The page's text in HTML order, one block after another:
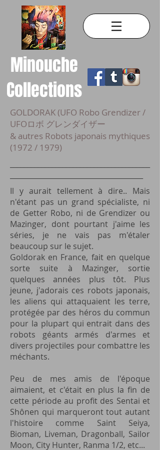
Minouche
Collections
GOLDORAK (UFO Robo Grendizer /
UFOロボ グレンダイザー
& autres Robots japonais mythiques
(1972 / 1979)
Il y aurait tellement à dire.. Mais
n'étant pas un grand spécialiste, ni
de Getter Robo, ni de Grendizer ou
Mazinger, dont pourtant j'aime les
séries, je ne vais pas m'étaler
beaucoup sur le sujet.
Goldorak en France, fait en quelque
sorte suite à Mazinger, sortie
quelques années plus tôt. Plus
jeune, j'adorais ces robots japonais,
les aliens qui attaquaient les terre,
protégée par des héros du commun
pour la plupart qui entrait dans des
robots géants armés d'armes et
divers projectiles pour combattre les
méchants.
Peu de mes amis de l'époque
aimaient, et c'était en plus la fin de
cette période au profit des Sentai et
Shônen qui marqueront tout autant
l'histoire comme Saint Seiya,
Bioman, Liveman, Dragonball, Sailor
Moon, City Hunter, Ranma 1/2, etc...